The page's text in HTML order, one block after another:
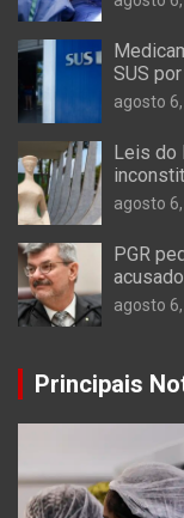
SUS
agosto
Leis do
agosto
PGR
agosto
Principais